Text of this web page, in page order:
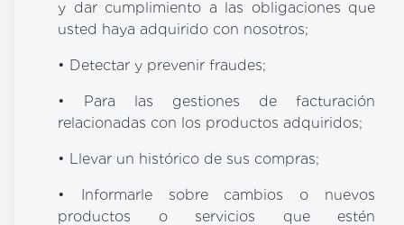
y dar cumplimiento a las obligaciones que
usted haya adquirido con nosotros;
• Detectar y prevenir fraudes;
• Para las gestiones de facturación
relacionadas con los productos adquiridos;
• Llevar un histórico de sus compras;
• Informarle sobre cambios o nuevos
productos o servicios que estén